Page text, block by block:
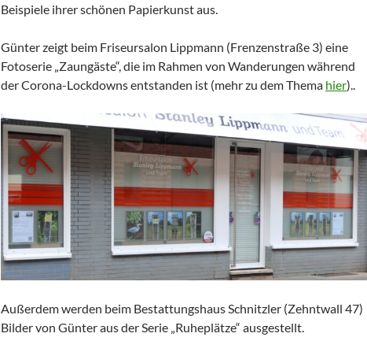
Beispiele ihrer schönen Papierkunst aus.
Günter zeigt beim Friseursalon Lippmann (Frenzenstraße 3) eine
Fotoserie „Zaungäste“, die im Rahmen von Wanderungen während
der Corona-Lockdowns entstanden ist (mehr zu dem Thema hier)..
Außerdem werden beim Bestattungshaus Schnitzler (Zehntwall 47)
Bilder von Günter aus der Serie „Ruheplätze“ ausgestellt.